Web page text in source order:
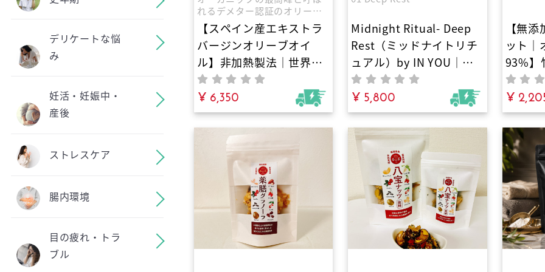
デリケートな悩
み
妊活・妊娠中・
産後
ストレスケア
腸内環境
目の疲れ・トラ
ブル
れるデメター認証のオリーブ
オイルがここに。
【スペイン産エキストラ
バージンオリーブオイ
ル】非加熱製法｜世界一
厳格なオーガニック認証
「デメター認証」取得！
バイオダイナミック農法
が育む究極の生命エネル
ギー。酸度0.10%の鮮度
と圧倒的な抗酸化力
¥ 6,350
Midnight Ritual- Deep
Rest（ミッドナイトリチ
ュアル）by IN YOU｜オ
ーガニックアロマバスパ
ウダー｜よく眠りたい夜
のお供に。エプソムソル
トとラベンダー×フラン
キンセンスの精油が夜の
バスタブを「タスクを忘
れるあなただけの究極の
15分」へ。本来の自分に
還る時間を今。
¥ 5,800
【無
ット｜
93%】
と24種
き込み
のご褒
広島産
膳師厳
合。ヴ
リーで
る食養
¥
※ 全商品対象
※ 有効期限内にご利用ください
※この画面を間違えて閉じてしまった場合、あとでもう
ください。
[ 閉じる ]